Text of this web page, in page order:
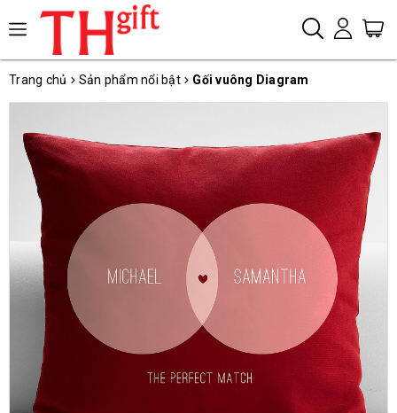
Trang chủ Sản phẩm nổi bật Gối vuông Diagram